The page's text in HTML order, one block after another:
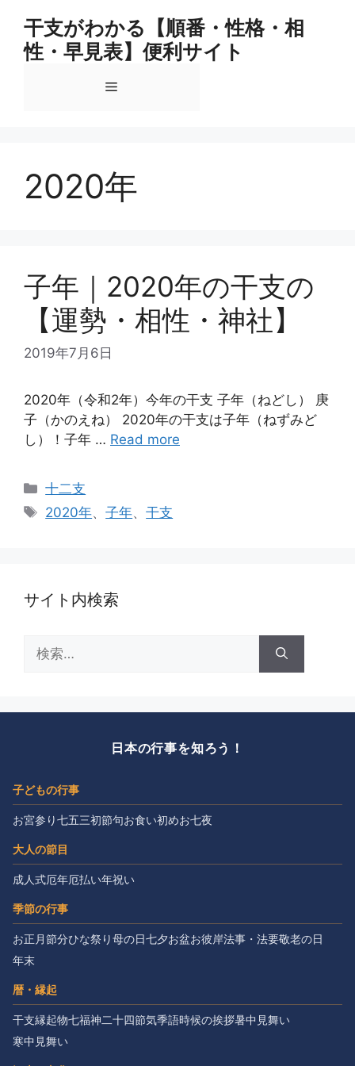
干支がわかる【順番・性格・相
性・早見表】便利サイト
メ
ュ
2020年
子年｜2020年の干支の
【運勢・相性・神社】
2019年7月6日
2020年（令和2年）今年の干支 子年（ねどし） 庚
子（かのえね） 2020年の干支は子年（ねずみど
し）！子年 … Read more
カ
テ
十二支
タ
2020年、子年、干支
サイト内検索
索:
日本の行事を知ろう！
子どもの行事
お宮参り七五三初節句お食い初めお七夜
大人の節目
成人式厄年厄払い年祝い
季節の行事
お正月節分ひな祭り母の日七夕お盆お彼岸法事・法要敬老の日
年末
暦・縁起
干支縁起物七福神二十四節気季語時候の挨拶暑中見舞い
寒中見舞い